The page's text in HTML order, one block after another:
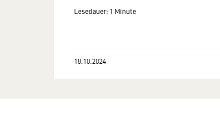
Lesedauer: 1 Minute
18.10.2024